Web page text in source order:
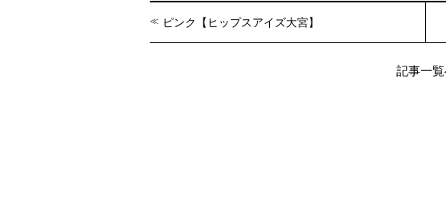
ピンク【ヒップスアイズ大宮】
記事一